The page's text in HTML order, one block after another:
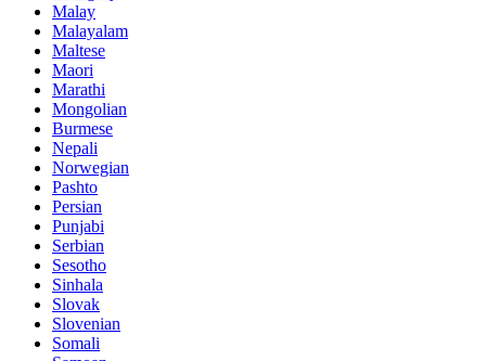
Malay
Malayalam
Maltese
Maori
Marathi
Mongolian
Burmese
Nepali
Norwegian
Pashto
Persian
Punjabi
Serbian
Sesotho
Sinhala
Slovak
Slovenian
Somali